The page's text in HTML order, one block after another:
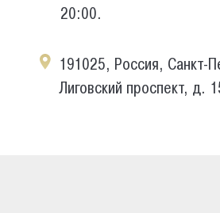
20:00.
191025, Россия, Санкт-
Лиговский проспект, д.